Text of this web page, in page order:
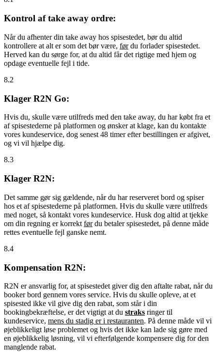
Kontrol af take away ordre:
Når du afhenter din take away hos spisestedet, bør du altid
kontrollere at alt er som det bør være, førdu forlader spisestedet.
Herved kan du sørge for, at du altid får det rigtige med hjem og
opdage eventuelle fejl i tide.
8.2
Klager R2N Go:
Hvis du, skulle være utilfreds med den take away, du har købt fra et
af spisestederne på platformen og ønsker at klage, kan du kontakte
vores kundeservice, dog senest 48 timer efter bestillingen er afgivet,
og vi vil hjælpe dig.
8.3
Klager R2N:
Det samme gør sig gældende, når du har reserveret bord og spiser
hos et af spisestederne på platformen. Hvis du skulle være utilfreds
med noget, så kontakt vores kundeservice. Husk dog altid at tjekke
om din regning er korrekt førdu betaler spisestedet, på denne måde
rettes eventuelle fejl ganske nemt.
8.4
Kompensation R2N:
R2N er ansvarlig for, at spisestedet giver dig den aftalte rabat, når du
booker bord gennem vores service. Hvis du skulle opleve, at et
spisested ikke vil give dig den rabat, som står i din
bookingbekræftelse, er det vigtigt at du straks ringer til
kundeservice, mens du stadig er i restauranten. På denne måde vil vi
øjeblikkeligt løse problemet og hvis det ikke kan lade sig gøre med
en øjeblikkelig løsning, vil vi efterfølgende kompensere dig for den
manglende rabat.